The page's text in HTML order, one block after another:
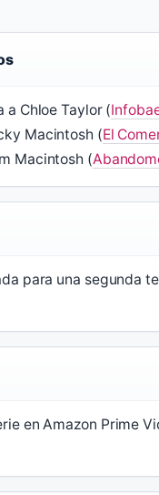
Chloe Taylor (
Macintosh (El
Macintosh (
para una segunda
en Amazon Prime